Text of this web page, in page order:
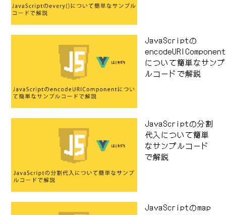
JavaScriptの
encodeURIComponent
について簡単なサンプ
ルコードで解説
JavaScriptの分割
代入について簡単
なサンプルコード
で解説
JavaScriptのmap